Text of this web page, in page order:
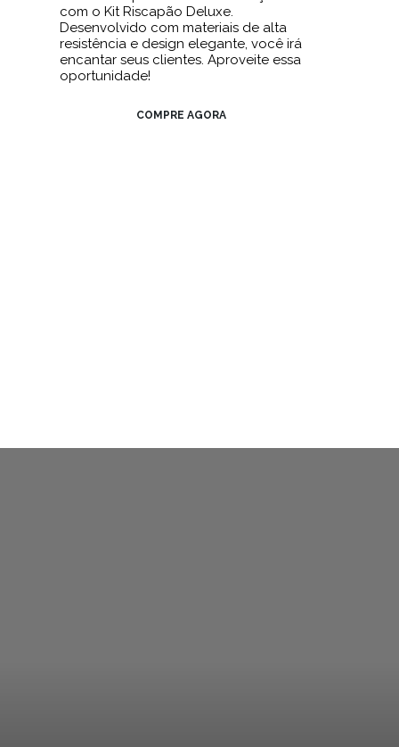
com o Kit Riscapão Deluxe.
Desenvolvido com materiais de alta
resistência e design elegante, você irá
encantar seus clientes. Aproveite essa
oportunidade!
COMPRE AGORA